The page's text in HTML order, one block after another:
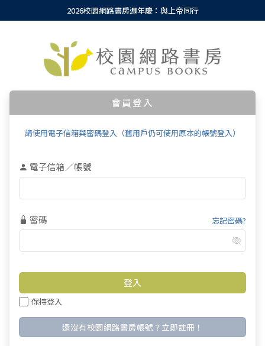
2026校園網路書房週年慶：與上帝同行
會員登入
請使用電子信箱與密碼登入（舊用戶仍可使用原本的帳號登入）
電子信箱／帳號
密碼 忘記密碼?
保持登入
還沒有校園網路書房帳號？立即註冊！